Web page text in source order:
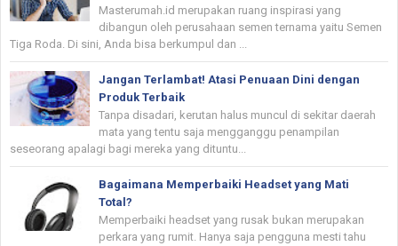
Masterumah.id merupakan ruang inspirasi yang
dibangun oleh perusahaan semen ternama yaitu Semen
Tiga Roda. Di sini, Anda bisa berkumpul dan ...
Jangan Terlambat! Atasi Penuaan Dini dengan
Produk Terbaik
Tanpa disadari, kerutan halus muncul di sekitar daerah
mata yang tentu saja mengganggu penampilan
seseorang apalagi bagi mereka yang dituntu...
Bagaimana Memperbaiki Headset yang Mati
Total?
Memperbaiki headset yang rusak bukan merupakan
perkara yang rumit. Hanya saja pengguna mesti tahu